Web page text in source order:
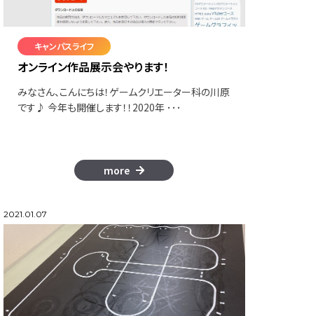
キャンパスライフ
オンライン作品展示会やります！
みなさん、こんにちは！ゲームクリエーター科の川原
です♪ 今年も開催します！！2020年 ･･･
more
2021.01.07